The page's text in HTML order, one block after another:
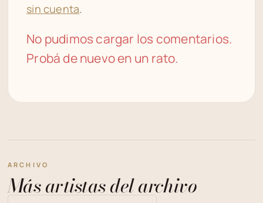
sin cuenta.
No pudimos cargar los comentarios.
Probá de nuevo en un rato.
ARCHIVO
Más artistas del archivo